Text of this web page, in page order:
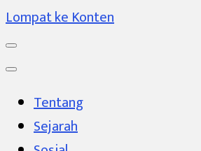
Lompat ke Konten
Tentang
Sejarah